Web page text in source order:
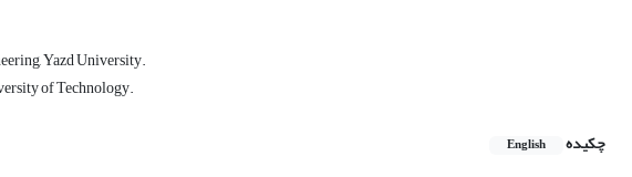
Yazd University.
of Technology.
چکیده
English